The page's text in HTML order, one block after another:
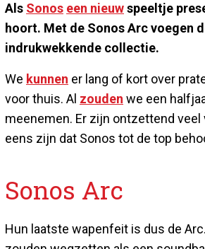
Als Sonos een nieuwspeeltje
hoort. Met de Sonos Arc voegen
indrukwekkende collectie.
We kunnen er lang of kort over
voor thuis. Al zouden we een
meenemen. Er zijn ontzettend
eens zijn dat Sonos tot de top
Sonos Arc
Hun laatste wapenfeit is dus de